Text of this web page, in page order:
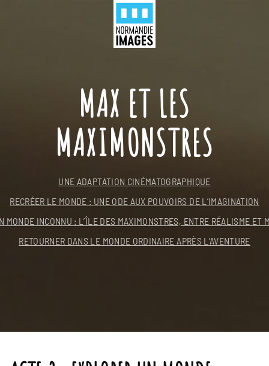
MAX ET LES
MAXIMONSTRES
UNE ADAPTATION CINÉMATOGRAPHIQUE
RECRÉER LE MONDE : UNE ODE AUX POUVOIRS DE L’IMAGINATION
MONDE INCONNU : L’ÎLE DES MAXIMONSTRES, ENTRE RÉALISME ET
RETOURNER DANS LE MONDE ORDINAIRE APRÈS L’AVENTURE
Panneau de gestion des cookies